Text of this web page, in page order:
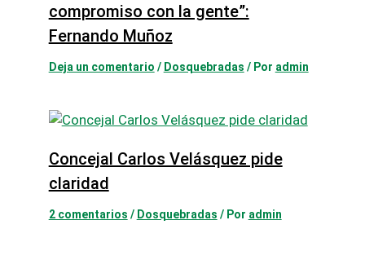
compromiso con la gente”:
Fernando Muñoz
Deja un comentario / Dosquebradas / Por admin
Concejal Carlos Velásquez pide
claridad
2 comentarios / Dosquebradas / Por admin